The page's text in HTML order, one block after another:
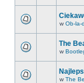
w Ob-la-
The
w
w The